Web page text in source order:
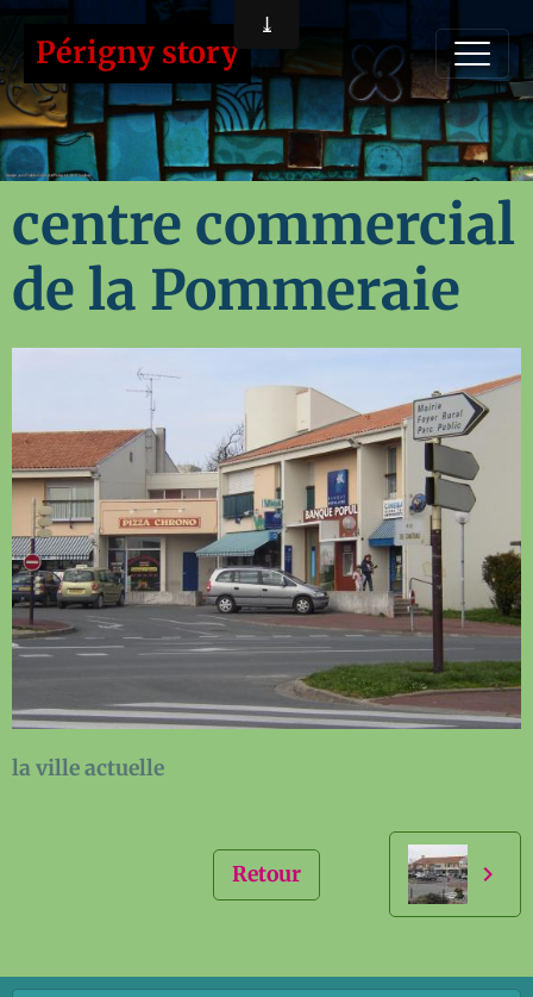
Périgny story
centre commercial
de la Pommeraie
la ville actuelle
Retour